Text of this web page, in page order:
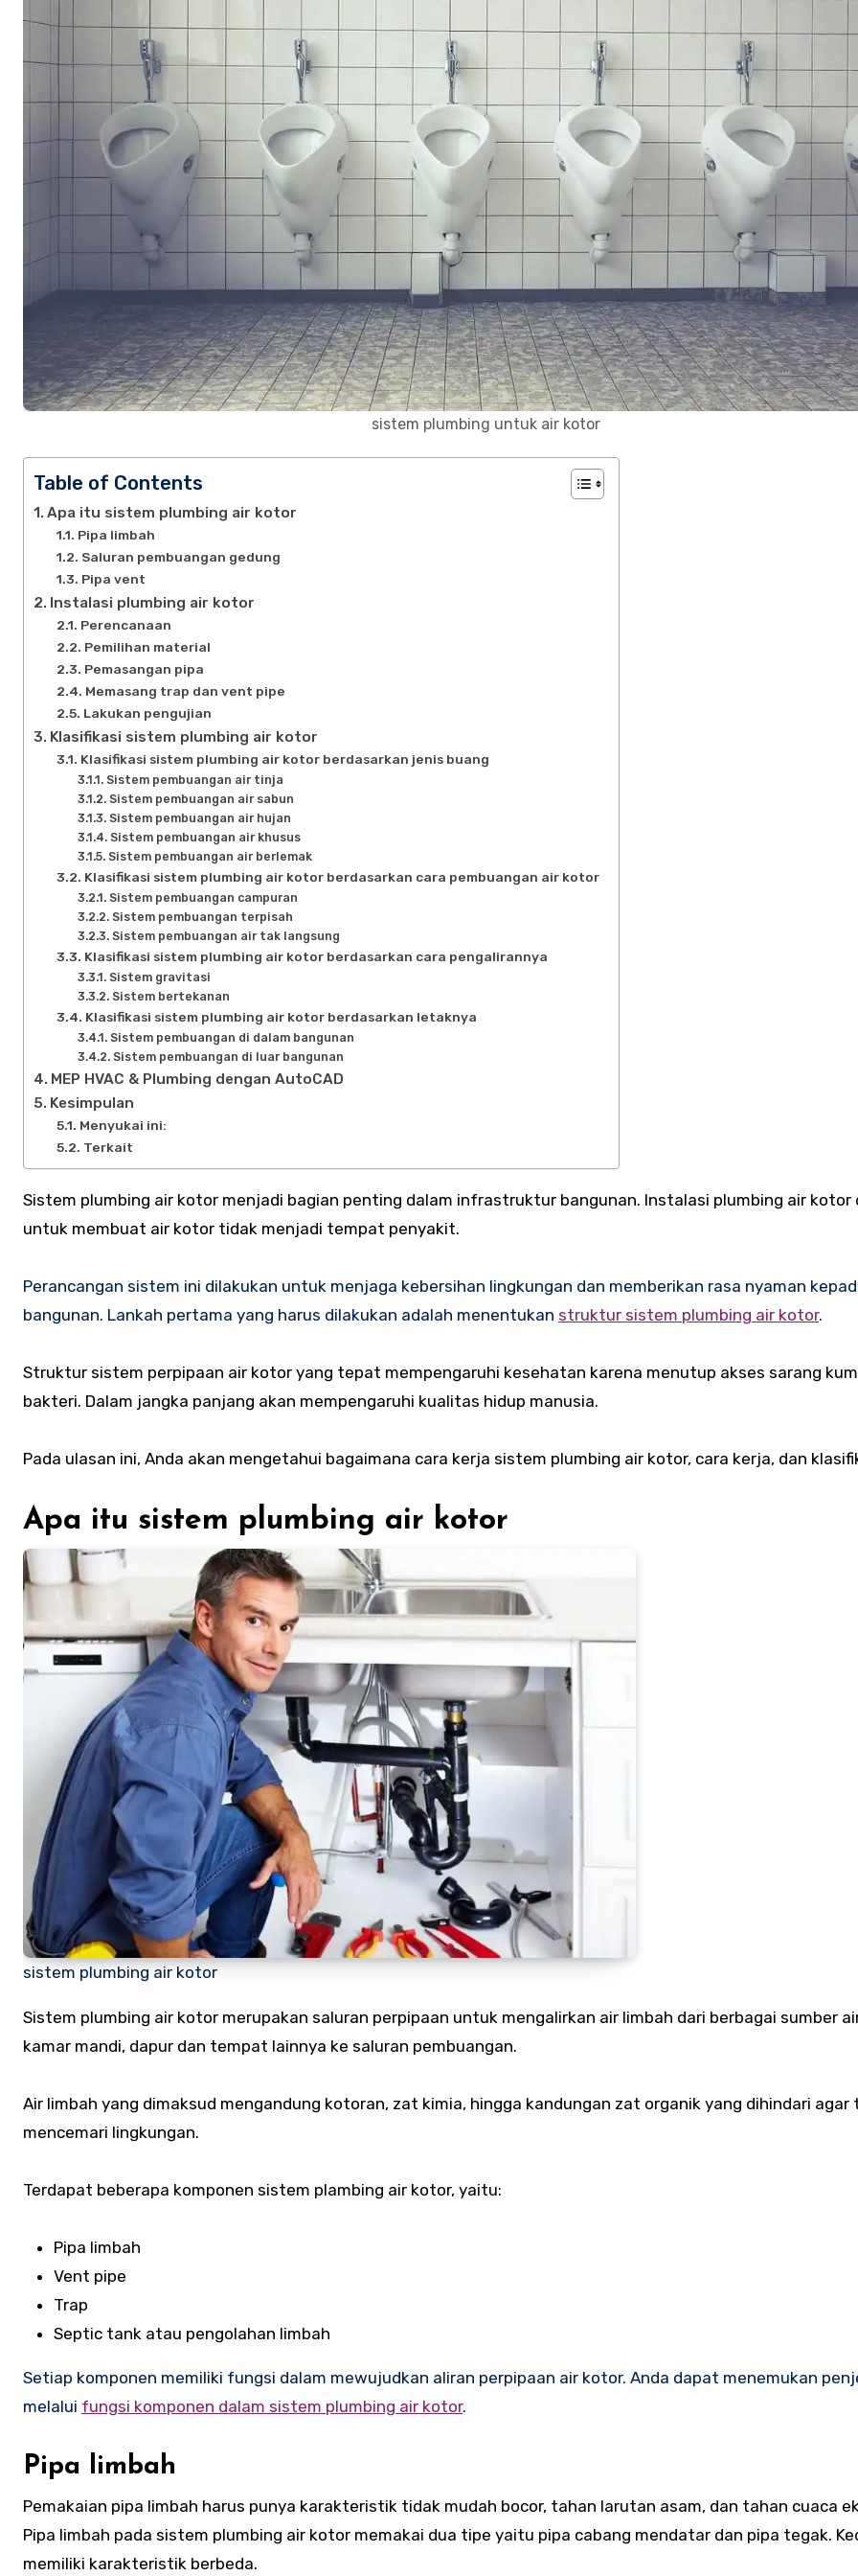
sistem plumbing untuk air kotor
Table of Contents
Apa itu sistem plumbing air kotor
Pipa limbah
Saluran pembuangan gedung
Pipa vent
Instalasi plumbing air kotor
Perencanaan
Pemilihan material
Pemasangan pipa
Memasang trap dan vent pipe
Lakukan pengujian
Klasifikasi sistem plumbing air kotor
Klasifikasi sistem plumbing air kotor berdasarkan jenis buang
Sistem pembuangan air tinja
Sistem pembuangan air sabun
Sistem pembuangan air hujan
Sistem pembuangan air khusus
Sistem pembuangan air berlemak
Klasifikasi sistem plumbing air kotor berdasarkan cara pembuangan air kotor
Sistem pembuangan campuran
Sistem pembuangan terpisah
Sistem pembuangan air tak langsung
Klasifikasi sistem plumbing air kotor berdasarkan cara pengalirannya
Sistem gravitasi
Sistem bertekanan
Klasifikasi sistem plumbing air kotor berdasarkan letaknya
Sistem pembuangan di dalam bangunan
Sistem pembuangan di luar bangunan
MEP HVAC & Plumbing dengan AutoCAD
Kesimpulan
Menyukai ini:
Terkait
Sistem plumbing air kotor menjadi bagian penting dalam infrastruktur bangunan. Instalasi plumbing air kotor didesain
untuk membuat air kotor tidak menjadi tempat penyakit.
Perancangan sistem ini dilakukan untuk menjaga kebersihan lingkungan dan memberikan rasa nyaman
bangunan. Lankah pertama yang harus dilakukan adalah menentukan struktur sistem plumbing air kotor.
Struktur sistem perpipaan air kotor yang tepat mempengaruhi kesehatan karena menutup akses sarang
bakteri. Dalam jangka panjang akan mempengaruhi kualitas hidup manusia.
Pada ulasan ini, Anda akan mengetahui bagaimana cara kerja sistem plumbing air kotor, cara kerja, dan
Apa itu sistem plumbing air kotor
sistem plumbing air kotor
Sistem plumbing air kotor merupakan saluran perpipaan untuk mengalirkan air limbah dari berbagai sumber
kamar mandi, dapur dan tempat lainnya ke saluran pembuangan.
Air limbah yang dimaksud mengandung kotoran, zat kimia, hingga kandungan zat organik yang dihindari agar
mencemari lingkungan.
Terdapat beberapa komponen sistem plambing air kotor, yaitu:
Pipa limbah
Vent pipe
Trap
Septic tank atau pengolahan limbah
Setiap komponen memiliki fungsi dalam mewujudkan aliran perpipaan air kotor. Anda dapat menemukan
melalui fungsi komponen dalam sistem plumbing air kotor.
Pipa limbah
Pemakaian pipa limbah harus punya karakteristik tidak mudah bocor, tahan larutan asam, dan tahan cuaca
Pipa limbah pada sistem plumbing air kotor memakai dua tipe yaitu pipa cabang mendatar dan pipa tegak.
memiliki karakteristik berbeda.